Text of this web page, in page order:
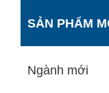
SẢN PHẨM
Ngành mới